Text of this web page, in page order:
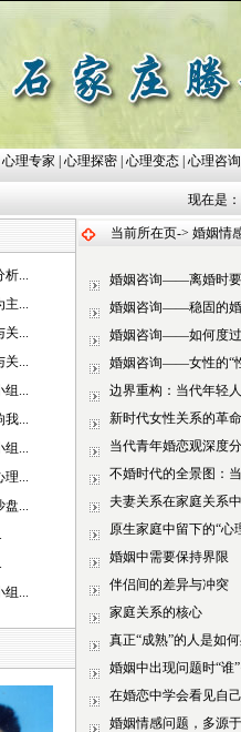
心理专家 |心理探密|心理变态|心理咨询
现在是：
当前所在页-> 婚姻情
婚姻咨询——离婚时要
婚姻咨询——稳固的
婚姻咨询——如何度
婚姻咨询——女性的“
边界重构：当代年轻
新时代女性关系的革
当代青年婚恋观深度
不婚时代的全景图：
夫妻关系在家庭关系
原生家庭中留下的“心
婚姻中需要保持界限
伴侣间的差异与冲突
家庭关系的核心
真正“成熟”的人是如
婚姻中出现问题时“谁
在婚恋中学会看见自己
婚姻情感问题，多源